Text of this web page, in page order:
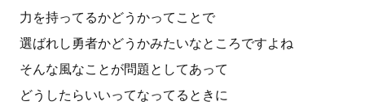
力を持ってるかどうかってことで
選ばれし勇者かどうかみたいなところですよね
そんな風なことが問題としてあって
どうしたらいいってなってるときに